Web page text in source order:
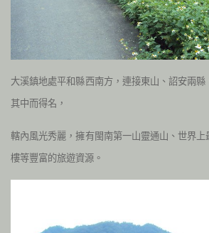
大溪鎮地處平和縣西南方，連接東山、詔安兩
其中而得名，
轄內風光秀麗，擁有閩南第一山靈通山、世界
樓等豐富的旅遊資源。